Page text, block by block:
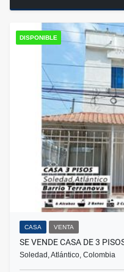
DISPONIBLE
CASA VENTA
SE VENDE CASA DE 3
Soledad, Atlántico, Colombia